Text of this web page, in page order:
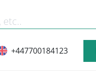
+447700184123